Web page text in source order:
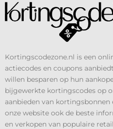
Kortingscodezone.nl is een
actiecodes en coupons
willen besparen op hun
bijgewerkte kortingscodes op
aanbieden van
onze website ook de beste
en verkopen van populaire